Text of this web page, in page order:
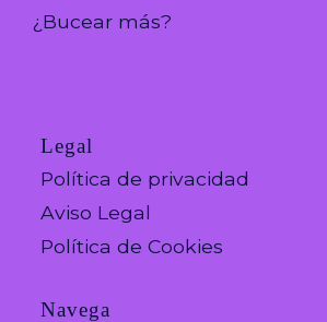
¿Bucear más?
Legal
Política de privacidad
Aviso Legal
Política de Cookies
Navega